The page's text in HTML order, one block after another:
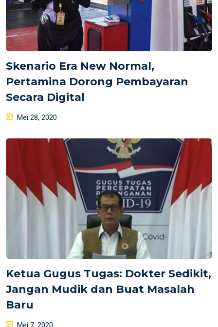
Skenario Era New Normal,
Pertamina Dorong Pembayaran
Secara Digital
Posted
Mei 28, 2020
Ketua Gugus Tugas: Dokter Sedikit,
Jangan Mudik dan Buat Masalah
Baru
Posted
Mei 7, 2020